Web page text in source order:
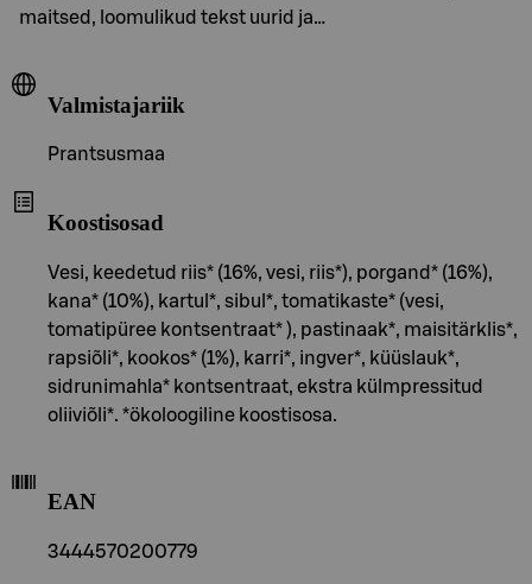
maitsed, loomulikud tekst uurid ja…
Valmistajariik
Prantsusmaa
Koostisosad
Vesi, keedetud riis* (16%, vesi, riis*), porgand* (16%),
kana* (10%), kartul*, sibul*, tomatikaste* (vesi,
tomatipüree kontsentraat* ), pastinaak*, maisitärklis*,
rapsiõli*, kookos* (1%), karri*, ingver*, küüslauk*,
sidrunimahla* kontsentraat, ekstra külmpressitud
oliiviõli*. *ökoloogiline koostisosa.
EAN
3444570200779